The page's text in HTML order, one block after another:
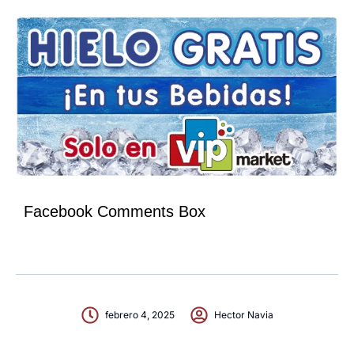
Facebook Comments Box
febrero 4, 2025 Hector Navia